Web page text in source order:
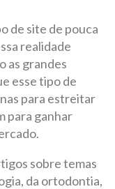
de site de pouca
realidade
as grandes
esse tipo de
para estreitar
para ganhar
sobre temas
da ortodontia,